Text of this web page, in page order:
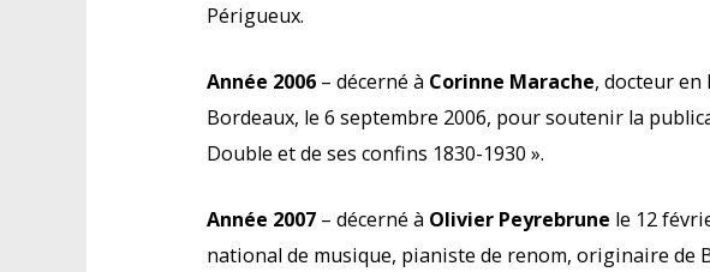
Périgueux.
Année 2006 – décerné à Corinne Marache, docteur
Bordeaux, le 6 septembre 2006, pour soutenir la
Double et de ses confins 1830-1930 ».
Année 2007 – décerné à Olivier Peyrebrune le 12
national de musique, pianiste de renom, originaire de